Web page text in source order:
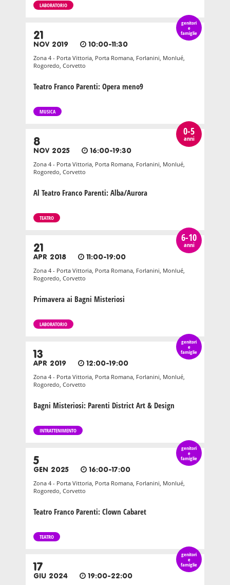
LABORATORIO
genitori
e
famiglie
21
NOV 2019 10:00-11:30
Zona 4 - Porta Vittoria, Porta Romana, Forlanini, Monlué,
Rogoredo, Corvetto
Teatro Franco Parenti: Opera meno9
MUSICA
0-5
anni
8
NOV 2025 16:00-19:30
Zona 4 - Porta Vittoria, Porta Romana, Forlanini, Monlué,
Rogoredo, Corvetto
Al Teatro Franco Parenti: Alba/Aurora
TEATRO
6-10
anni
21
APR 2018 11:00-19:00
Zona 4 - Porta Vittoria, Porta Romana, Forlanini, Monlué,
Rogoredo, Corvetto
Primavera ai Bagni Misteriosi
LABORATORIO
genitori
e
famiglie
13
APR 2019 12:00-19:00
Zona 4 - Porta Vittoria, Porta Romana, Forlanini, Monlué,
Rogoredo, Corvetto
Bagni Misteriosi: Parenti District Art & Design
INTRATTENIMENTO
genitori
e
famiglie
5
GEN 2025 16:00-17:00
Zona 4 - Porta Vittoria, Porta Romana, Forlanini, Monlué,
Rogoredo, Corvetto
Teatro Franco Parenti: Clown Cabaret
TEATRO
genitori
e
famiglie
17
GIU 2024 19:00-22:00